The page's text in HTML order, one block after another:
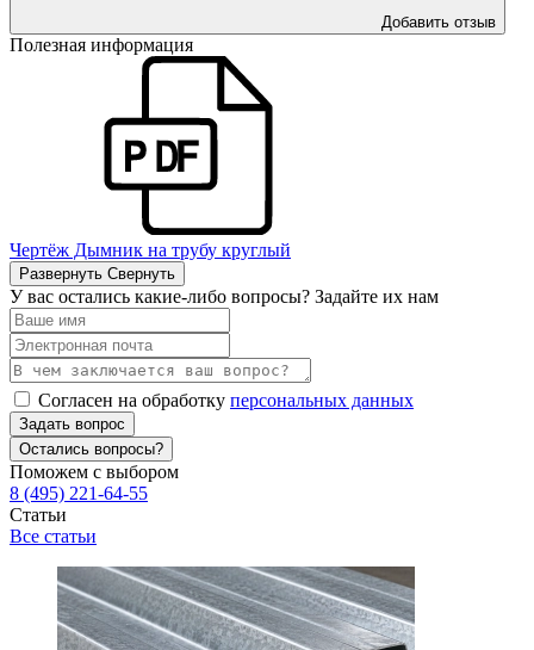
Добавить отзыв
Полезная информация
Чертёж Дымник на трубу круглый
Развернуть Свернуть
У вас остались какие-либо вопросы? Задайте их нам
Согласен на обработку персональных данных
Задать вопрос
Остались вопросы?
Поможем с выбором
8 (495) 221-64-55
Статьи
Все статьи